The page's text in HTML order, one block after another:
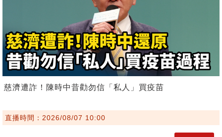
慈濟遭詐！陳時中昔勸勿信「私人」買疫苗
直播時間：2026/08/07 10:00